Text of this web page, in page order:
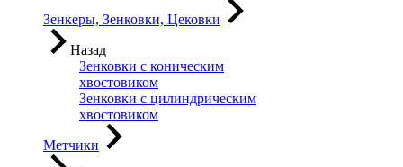
Зенкеры, Зенковки, Цековки
Назад
Зенковки с коническим
хвостовиком
Зенковки с цилиндрическим
хвостовиком
Метчики